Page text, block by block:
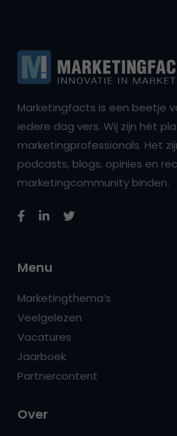
Marketingfacts is een beetje
iedere dag vers. Wij zijn hét
marketingprofessionals. Het
podcasts, blogs, opinies en
marketingcommunity binden.
Menu
Marketingthema’s
Veelgelezen
Vacatures
Jaarboek
Partnercontent
Over